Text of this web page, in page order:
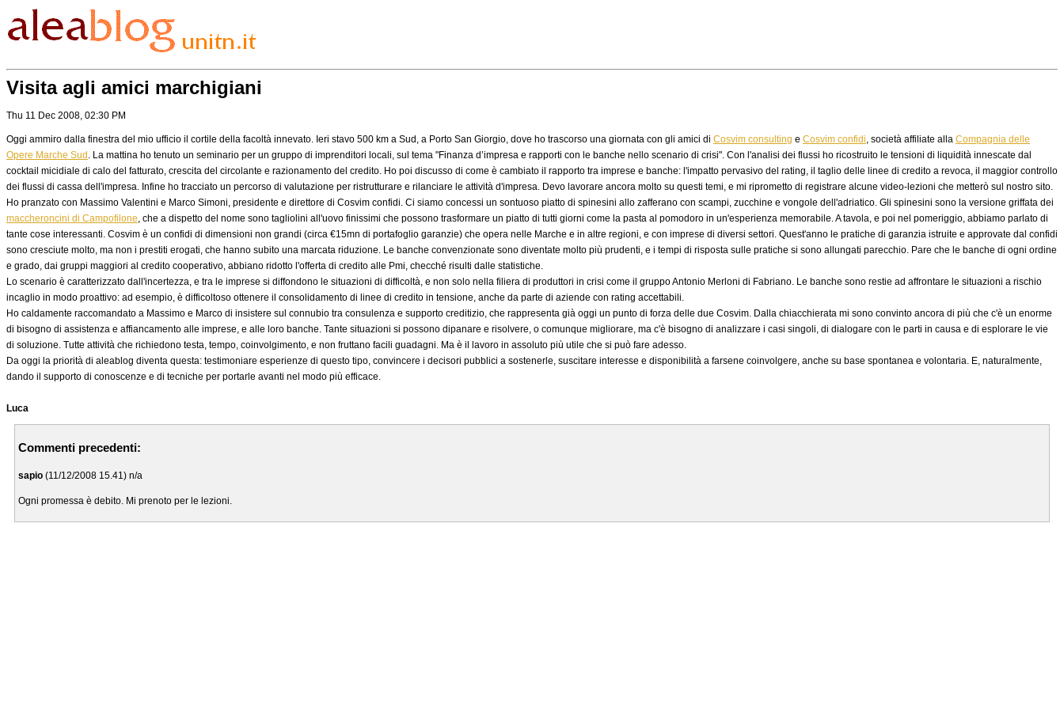
Visita agli amici marchigiani
Thu 11 Dec 2008, 02:30 PM
Oggi ammiro dalla finestra del mio ufficio il cortile della facoltà innevato. Ieri stavo 500 km a Sud, a Porto San Giorgio, dove ho trascorso una giornata con gli amici di Cosvim consulting e Cosvim confidi, società affiliate alla Compagnia delle
Opere Marche Sud . La mattina ho tenuto un seminario per un gruppo di imprenditori locali, sul tema "Finanza d’impresa e rapporti con le banche nello scenario di crisi". Con l'analisi dei flussi ho ricostruito le tensioni di liquidità innescate dal
cocktail micidiale di calo del fatturato, crescita del circolante e razionamento del credito. Ho poi discusso di come è cambiato il rapporto tra imprese e banche: l'impatto pervasivo del rating, il taglio delle linee di credito a revoca, il maggior controllo
dei flussi di cassa dell'impresa. Infine ho tracciato un percorso di valutazione per ristrutturare e rilanciare le attività d'impresa. Devo lavorare ancora molto su questi temi, e mi riprometto di registrare alcune video-lezioni che metterò sul nostro sito.
Ho pranzato con Massimo Valentini e Marco Simoni, presidente e direttore di Cosvim confidi. Ci siamo concessi un sontuoso piatto di spinesini allo zafferano con scampi, zucchine e vongole dell'adriatico. Gli spinesini sono la versione griffata dei
maccheroncini di Campofilone, che a dispetto del nome sono tagliolini all'uovo finissimi che possono trasformare un piatto di tutti giorni come la pasta al pomodoro in un'esperienza memorabile. A tavola, e poi nel pomeriggio, abbiamo parlato di
tante cose interessanti. Cosvim è un confidi di dimensioni non grandi (circa €15mn di portafoglio garanzie) che opera nelle Marche e in altre regioni, e con imprese di diversi settori. Quest'anno le pratiche di garanzia istruite e approvate dal confidi
sono cresciute molto, ma non i prestiti erogati, che hanno subito una marcata riduzione. Le banche convenzionate sono diventate molto più prudenti, e i tempi di risposta sulle pratiche si sono allungati parecchio. Pare che le banche di ogni ordine
e grado, dai gruppi maggiori al credito cooperativo, abbiano ridotto l'offerta di credito alle Pmi, checché risulti dalle statistiche.
Lo scenario è caratterizzato dall'incertezza, e tra le imprese si diffondono le situazioni di difficoltà, e non solo nella filiera di produttori in crisi come il gruppo Antonio Merloni di Fabriano. Le banche sono restie ad affrontare le situazioni a rischio
incaglio in modo proattivo: ad esempio, è difficoltoso ottenere il consolidamento di linee di credito in tensione, anche da parte di aziende con rating accettabili.
Ho caldamente raccomandato a Massimo e Marco di insistere sul connubio tra consulenza e supporto creditizio, che rappresenta già oggi un punto di forza delle due Cosvim. Dalla chiacchierata mi sono convinto ancora di più che c'è un enorme
di bisogno di assistenza e affiancamento alle imprese, e alle loro banche. Tante situazioni si possono dipanare e risolvere, o comunque migliorare, ma c'è bisogno di analizzare i casi singoli, di dialogare con le parti in causa e di esplorare le vie
di soluzione. Tutte attività che richiedono testa, tempo, coinvolgimento, e non fruttano facili guadagni. Ma è il lavoro in assoluto più utile che si può fare adesso.
Da oggi la priorità di aleablog diventa questa: testimoniare esperienze di questo tipo, convincere i decisori pubblici a sostenerle, suscitare interesse e disponibilità a farsene coinvolgere, anche su base spontanea e volontaria. E, naturalmente,
dando il supporto di conoscenze e di tecniche per portarle avanti nel modo più efficace.
Luca
Commenti precedenti:
sapio (11/12/2008 15.41) n/a
Ogni promessa è debito. Mi prenoto per le lezioni.